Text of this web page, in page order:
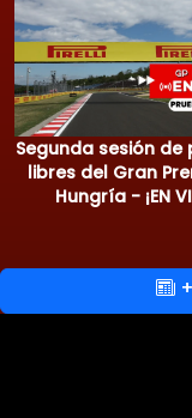
Segunda sesión de
libres del Gran
Hungría - ¡EN